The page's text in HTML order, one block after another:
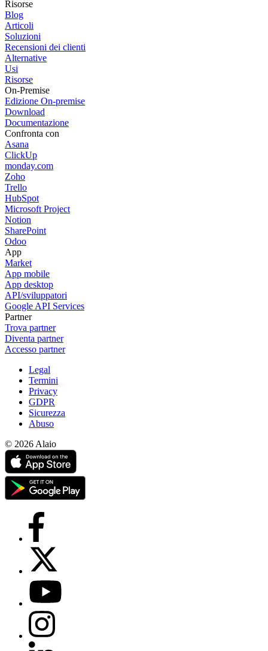
Risorse
Blog
Articoli
Soluzioni
Recensioni dei clienti
Alternative
Usi
Risorse
On-Premise
Edizione On-premise
Download
Documentazione
Confronta con
Asana
ClickUp
monday.com
Zoho
Trello
HubSpot
Microsoft Project
Notion
SharePoint
Odoo
App
Market
App mobile
App desktop
API/sviluppatori
Google API Services
Partner
Trova partner
Diventa partner
Accesso partner
Legal
Termini
Privacy
GDPR
Sicurezza
Abuso
© 2026 Alaio